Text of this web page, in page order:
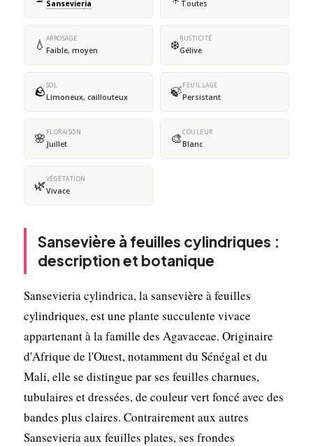
Sansevieria Toutes
💧 ARROSAGE
Faible, moyen ❄️RUSTICITÉ
Gélive
🪨SOL
Limoneux, caillouteux 🍃FEUILLAGE
Persistant
🌸 FLORAISON
Juillet 🎨COULEUR
Blanc
🌿VÉGÉTATION
Vivace
Sansevière à feuilles cylindriques :
description et botanique
Sansevieria cylindrica, la sansevière à feuilles
cylindriques, est une plante succulente vivace
appartenant à la famille des Agavaceae. Originaire
d'Afrique de l'Ouest, notamment du Sénégal et du
Mali, elle se distingue par ses feuilles charnues,
tubulaires et dressées, de couleur vert foncé avec des
bandes plus claires. Contrairement aux autres
Sansevieria aux feuilles plates, ses frondes